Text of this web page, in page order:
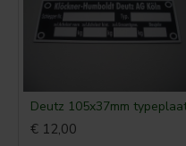
Deutz 105x37mm
€ 12,00